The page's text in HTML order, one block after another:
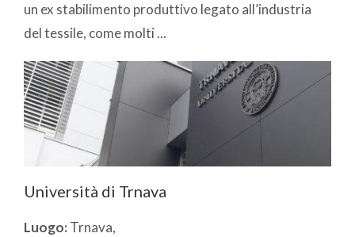
un ex stabilimento produttivo legato all’industria
del tessile, come molti ...
Università di Trnava
Luogo: Trnava,